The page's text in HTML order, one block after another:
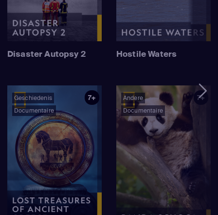
Disaster Autopsy 2 Hostile Waters
Geschiedenis
Documentaire
7+
Andere
Documentaire
7+